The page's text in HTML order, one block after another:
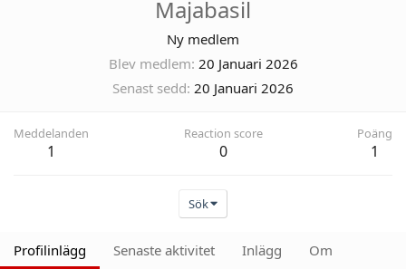
Majabasil
Ny medlem
Blev medlem 20 Januari 2026
Senast sedd 20 Januari 2026
Meddelanden
1
Reaction score
0
Poäng
1
Sök
Profilinlägg Senaste aktivitet Inlägg Om